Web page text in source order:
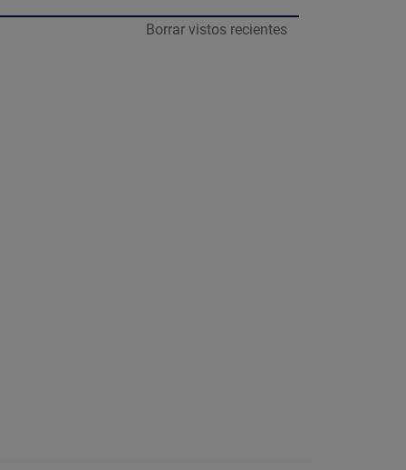
Borrar vistos recientes